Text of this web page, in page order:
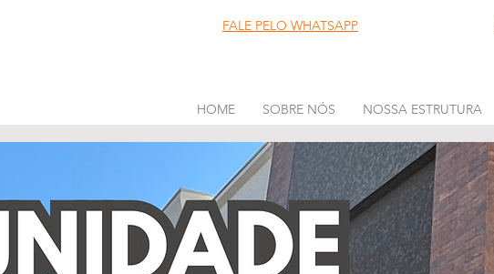
FALE PELO WHATSAPP
HOME SOBRE NÓS NOSSA ESTRUTURA